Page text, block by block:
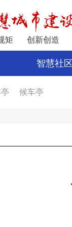
矩 创新创造
智慧社区
候车亭
台设计